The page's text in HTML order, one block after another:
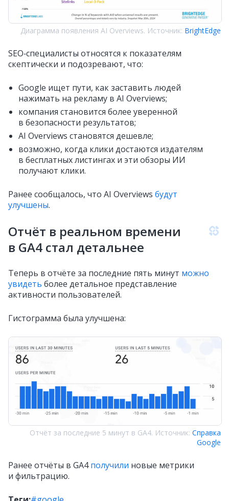
Диаграмма появления AI Overviews. Источник: BrightEdge
SEO‑специалисты относятся к показателям
скептически и подозревают, что:
Google ищет пути, как заставить людей
нажимать на рекламу в AI Overviews;
компания становится более уверенной
в безопасности результатов;
AI Overviews становятся дешевле;
возможно, когда клики достаются издателям
в бесплатных листингах и эти обзоры ИИ
получают клики.
Ранее сообщалось, что AI Overviews будут
улучшены.
Отчёт в реальном времени
в GA4 стал детальнее
Теперь в отчёте за последние пять минут можно
увидеть более детальное представление
активности пользователей.
Гистограмма была улучшена:
Отчёт за последние 5 минут в GA4. Источник: Справка
Google
Ранее отчёты в GA4получили новые метрики
и фильтрацию.